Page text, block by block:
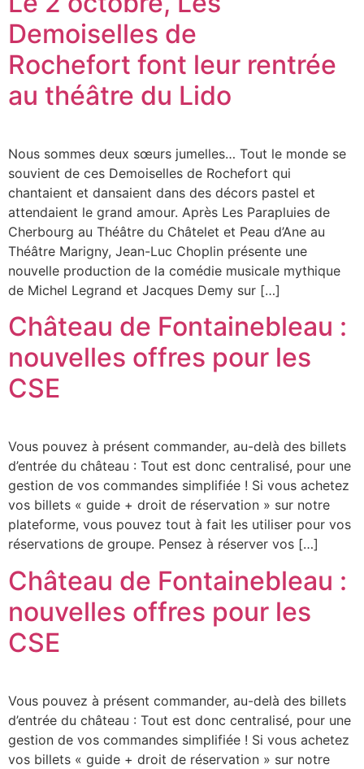
Demoiselles de
Rochefort font leur rentrée
au théâtre du Lido
Nous sommes deux sœurs jumelles… Tout le monde se
souvient de ces Demoiselles de Rochefort qui
chantaient et dansaient dans des décors pastel et
attendaient le grand amour. Après Les Parapluies de
Cherbourg au Théâtre du Châtelet et Peau d’Ane au
Théâtre Marigny, Jean-Luc Choplin présente une
nouvelle production de la comédie musicale mythique
de Michel Legrand et Jacques Demy sur […]
Château de Fontainebleau :
nouvelles offres pour les
CSE
Vous pouvez à présent commander, au-delà des billets
d’entrée du château : Tout est donc centralisé, pour une
gestion de vos commandes simplifiée ! Si vous achetez
vos billets « guide + droit de réservation » sur notre
plateforme, vous pouvez tout à fait les utiliser pour vos
réservations de groupe. Pensez à réserver vos […]
Château de Fontainebleau :
nouvelles offres pour les
CSE
Vous pouvez à présent commander, au-delà des billets
d’entrée du château : Tout est donc centralisé, pour une
gestion de vos commandes simplifiée ! Si vous achetez
vos billets « guide + droit de réservation » sur notre